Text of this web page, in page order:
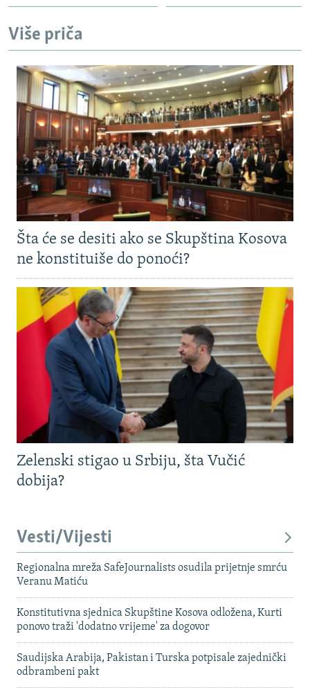
NASTANAK I RASPAD JUGOSLAVIJE
Više priča
Šta će se desiti ako se Skupština Kosova
ne konstituiše do ponoći?
Zelenski stigao u Srbiju, šta Vučić
dobija?
Vesti/Vijesti
Regionalna mreža SafeJournalists osudila prijetnje smrću
Veranu Matiću
Konstitutivna sjednica Skupštine Kosova odložena, Kurti
ponovo traži 'dodatno vrijeme' za dogovor
Saudijska Arabija, Pakistan i Turska potpisale zajednički
odbrambeni pakt